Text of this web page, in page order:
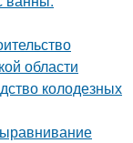
области
колодезных